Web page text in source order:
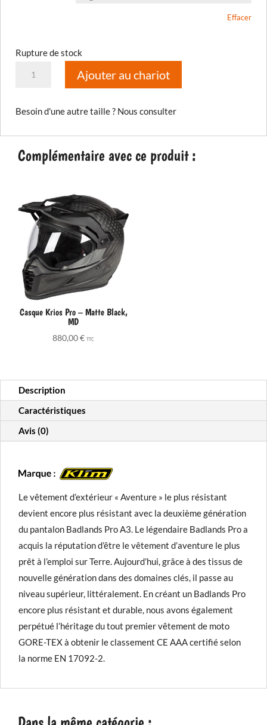
Effacer
Rupture de stock
quantité
Badlands
Pro
A3
Ajouter au chariot
Besoin d'une autre taille ? Nous consulter
Complémentaire avec ce produit :
Casque Krios Pro – Matte Black,
MD
880,00€ TTC
Description
Caractéristiques
Avis (0)
Le vêtement d’extérieur « Aventure » le plus résistant
devient encore plus résistant avec la deuxième génération
du pantalon Badlands Pro A3. Le légendaire Badlands Pro a
acquis la réputation d’être le vêtement d’aventure le plus
prêt à l’emploi sur Terre. Aujourd’hui, grâce à des tissus de
nouvelle génération dans des domaines clés, il passe au
niveau supérieur, littéralement. En créant un Badlands Pro
encore plus résistant et durable, nous avons également
perpétué l’héritage du tout premier vêtement de moto
GORE-TEX à obtenir le classement CE AAA certifié selon
la norme EN 17092-2.